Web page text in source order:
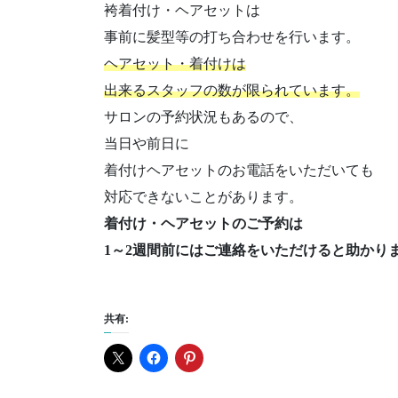
袴着付け・ヘアセットは
事前に髪型等の打ち合わせを行います。
ヘアセット・着付けは
出来るスタッフの数が限られています。
サロンの予約状況もあるので、
当日や前日に
着付けヘアセットのお電話をいただいても
対応できないことがあります。
着付け・ヘアセットのご予約は
1～2週間前にはご連絡をいただけると助かり
共有: